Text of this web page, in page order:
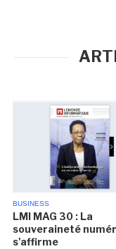
BUSINESS
LMI MAG 30 : La
souveraineté
s'affirme